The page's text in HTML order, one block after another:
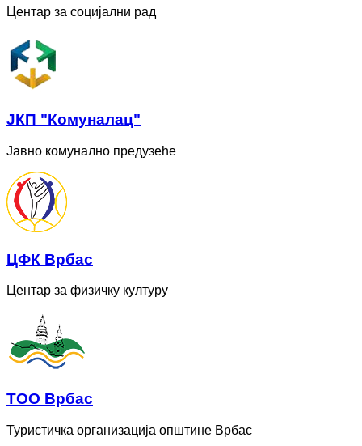
Центар за социјални рад
ЈКП "Комуналац"
Јавно комунално предузеће
ЦФК Врбас
Центар за физичку културу
ТОО Врбас
Туристичка организација општине Врбас